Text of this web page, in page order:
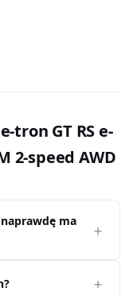
tron GT RS e-
2-speed AWD
ma